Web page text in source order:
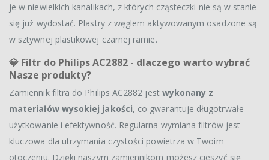
je w niewielkich kanalikach, z których cząsteczki nie są w stanie
się już wydostać. Plastry z węglem aktywowanym osadzone są
w sztywnej plastikowej czarnej ramie.
💎 Filtr do Philips AC2882 - dlaczego warto wybrać
Nasze produkty?
Zamiennik filtra do Philips AC2882 jest wykonany z
materiałów wysokiej jakości, co gwarantuje długotrwałe
użytkowanie i efektywność. Regularna wymiana filtrów jest
kluczowa dla utrzymania czystości powietrza w Twoim
otoczeniu. Dzięki naszym zamiennikom możesz cieszyć się